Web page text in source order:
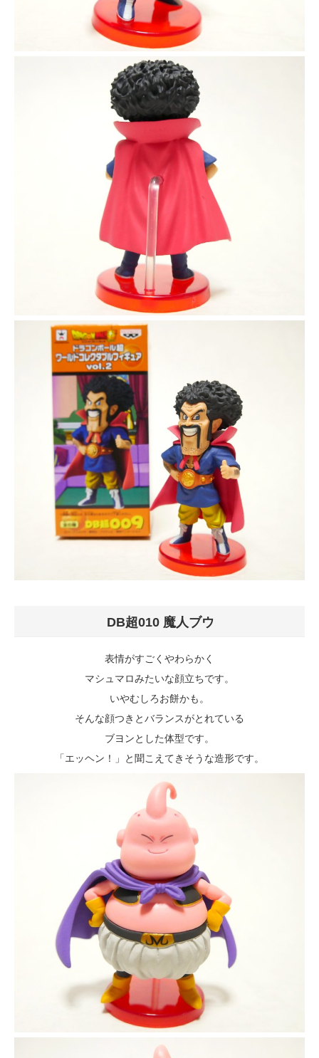
DB超010 魔人ブウ
表情がすごくやわらかく
マシュマロみたいな顔立ちです。
いやむしろお餅かも。
そんな顔つきとバランスがとれている
ブヨンとした体型です。
「エッヘン！」と聞こえてきそうな造形です。